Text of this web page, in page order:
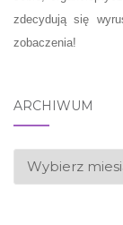
zdecydują się
zobaczenia!
ARCHIWUM
ARCHIWUM